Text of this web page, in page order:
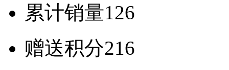
累计销量126
赠送积分216